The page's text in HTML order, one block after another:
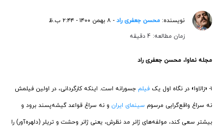
نویسنده: محسن جعفری راد - ۸ بهمن ۱۴۰۰ - ۲:۴۴ ب.ظ
زمان مطالعه: 4 دقیقه
مجله نماوا، محسن جعفری راد
۱- «زالاوا» در نگاه اول یک فیلم جسورانه است. اینکه کارگردانی، در اولین فیلمش
نه سراغ واقع‌گرایی مرسوم سینمای ایران و نه سراغ قواعد گیشه‌پسند برود و
بیشتر سعی کند، مولفه‌های ژانر مد نظرش، یعنی ژانر وحشت و تریلر (دلهره‌آور) را